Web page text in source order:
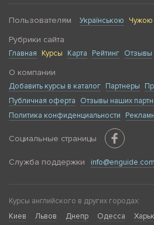
Семей, которые планируют
легче адаптироваться в
для детей в Чернигове, полезны
малыша. Во время уроков
тренируется внимание и
себе.
Как мы определяем
курсов
детей в Чернигове. Именно в
прозрачную и объективную
Пользователям Українською
Рубрики сайта
Главная Курсы Карта Рейтинг Отзывы
О компании
Добавить курсы в каталог Партнеры
Публичная оферта
Отзывы наших
Политика конфиденциальности
Социальные страницы
Служба поддержки
Курсы английского в других городах:
Киев
Львов Днепр Одесса